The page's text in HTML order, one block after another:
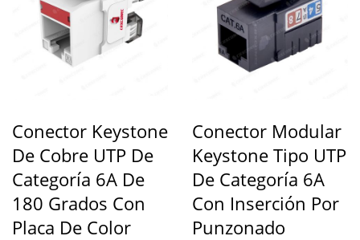
Conector Keystone
De Cobre UTP De
Categoría 6A De
180 Grados Con
Placa De Color
Conector Modular
Keystone Tipo UTP
De Categoría 6A
Con Inserción Por
Punzonado